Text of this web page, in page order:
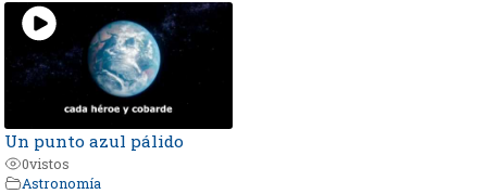
Un punto azul pálido
0vistos
Astronomía